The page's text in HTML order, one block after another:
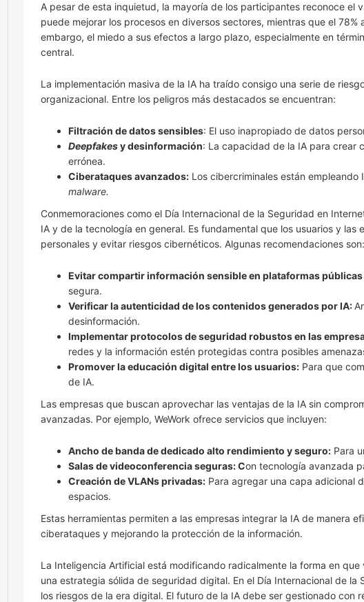
A pesar de esta inquietud, la mayoría de los participantes reconoce el
puede mejorar los procesos en diversos sectores, mientras que el
embargo, el miedo a sus efectos a largo plazo, especialmente en
central.
La implementación masiva de la IA ha traído consigo una serie de
organizacional. Entre los peligros más destacados se encuentran:
Filtración de datos sensibles: El uso inapropiado de datos
Deepfakesy desinformación: La capacidad de la IA para crear
errónea.
Ciberataques avanzados: Los cibercriminales están
malware.
Conmemoraciones como el Día Internacional de la Seguridad en
IA y de la tecnología en general. Es fundamental que los usuarios y
personales y evitar riesgos cibernéticos. Algunas recomendaciones son:
Evitar compartir información sensible en plataformas públicas
segura.
Verificar la autenticidad de los contenidos generados por IA:
desinformación.
Implementar protocolos de seguridad robustos en las
redes y la información estén protegidas contra posibles
Promover la educación digital entre los usuarios: Para que
de IA.
Las empresas que buscan aprovechar las ventajas de la IA sin
avanzadas. Por ejemplo, WeWork ofrece servicios que incluyen:
Ancho de banda de dedicado alto rendimiento y seguro: Para
Salas de videoconferencia seguras: Con tecnología avanzada
Creación de VLANs privadas: Para agregar una capa adicional
espacios.
Estas herramientas permiten a las empresas integrar la IA de manera
ciberataques y mejorando la protección de la información.
La Inteligencia Artificial está modificando radicalmente la forma en
una estrategia sólida de seguridad digital. En el Día Internacional de
los riesgos de la era digital. El futuro de la IA debe ser gestionado